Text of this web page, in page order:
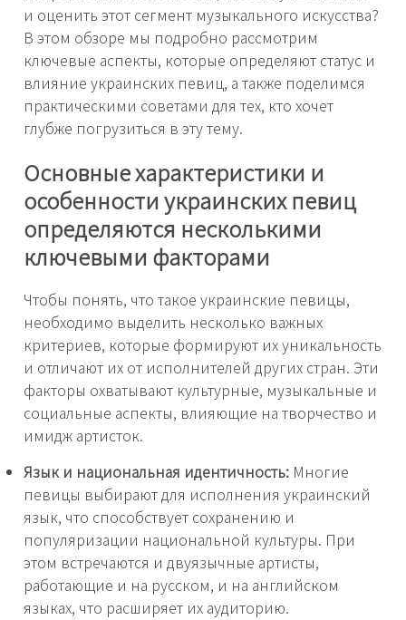
и оценить этот сегмент музыкального искусства?
В этом обзоре мы подробно рассмотрим
ключевые аспекты, которые определяют статус и
влияние украинских певиц, а также поделимся
практическими советами для тех, кто хочет
глубже погрузиться в эту тему.
Основные характеристики и
особенности украинских певиц
определяются несколькими
ключевыми факторами
Чтобы понять, что такое украинские певицы,
необходимо выделить несколько важных
критериев, которые формируют их уникальность
и отличают их от исполнителей других стран. Эти
факторы охватывают культурные, музыкальные и
социальные аспекты, влияющие на творчество и
имидж артисток.
Язык и национальная идентичность: Многие
певицы выбирают для исполнения украинский
язык, что способствует сохранению и
популяризации национальной культуры. При
этом встречаются и двуязычные артисты,
работающие и на русском, и на английском
языках, что расширяет их аудиторию.